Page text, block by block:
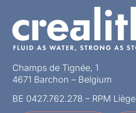
Champs de Tignée, 1
4671 Barchon – Belgium
BE 0427.762.278 – RPM Liège